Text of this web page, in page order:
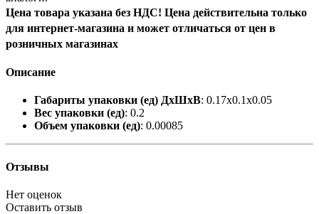
Цена товара указана без НДС! Цена действительна только
для интернет-магазина и может отличаться от цен в
розничных магазинах
Описание
Габариты упаковки (ед) ДхШхВ: 0.17x0.1x0.05
Вес упаковки (ед): 0.2
Объем упаковки (ед): 0.00085
Отзывы
Нет оценок
Оставить отзыв